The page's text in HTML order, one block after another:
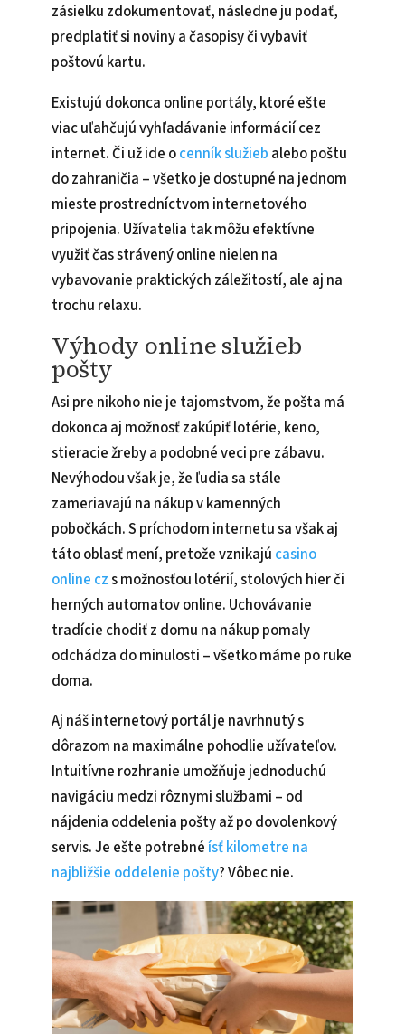
zásielku zdokumentovať, následne ju podať,
predplatiť si noviny a časopisy či vybaviť
poštovú kartu.
Existujú dokonca online portály, ktoré ešte
viac uľahčujú vyhľadávanie informácií cez
internet. Či už ide ocenník služieb alebo poštu
do zahraničia – všetko je dostupné na jednom
mieste prostredníctvom internetového
pripojenia. Užívatelia tak môžu efektívne
využiť čas strávený online nielen na
vybavovanie praktických záležitostí, ale aj na
trochu relaxu.
Výhody online služieb
pošty
Asi pre nikoho nie je tajomstvom, že pošta má
dokonca aj možnosť zakúpiť lotérie, keno,
stieracie žreby a podobné veci pre zábavu.
Nevýhodou však je, že ľudia sa stále
zameriavajú na nákup v kamenných
pobočkách. S príchodom internetu sa však aj
táto oblasť mení, pretože vznikajú casino
online czs možnosťou lotérií, stolových hier či
herných automatov online. Uchovávanie
tradície chodiť z domu na nákup pomaly
odchádza do minulosti – všetko máme po ruke
doma.
Aj náš internetový portál je navrhnutý s
dôrazom na maximálne pohodlie užívateľov.
Intuitívne rozhranie umožňuje jednoduchú
navigáciu medzi rôznymi službami – od
nájdenia oddelenia pošty až po dovolenkový
servis. Je ešte potrebnéísť kilometre na
najbližšie oddelenie pošty? Vôbec nie.